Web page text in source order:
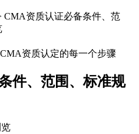
CMA资质认证必备条件、范
资质认定的每一个步骤
件、范围、标准规
览